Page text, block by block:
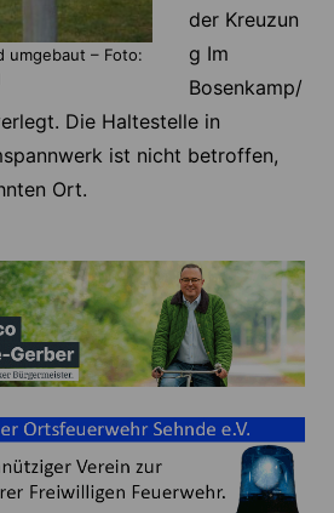
umgebaut – Foto:
der Kreuzun
g Im
Bosenkamp/
Die Haltestelle in
ist nicht betroffen,
Ort.